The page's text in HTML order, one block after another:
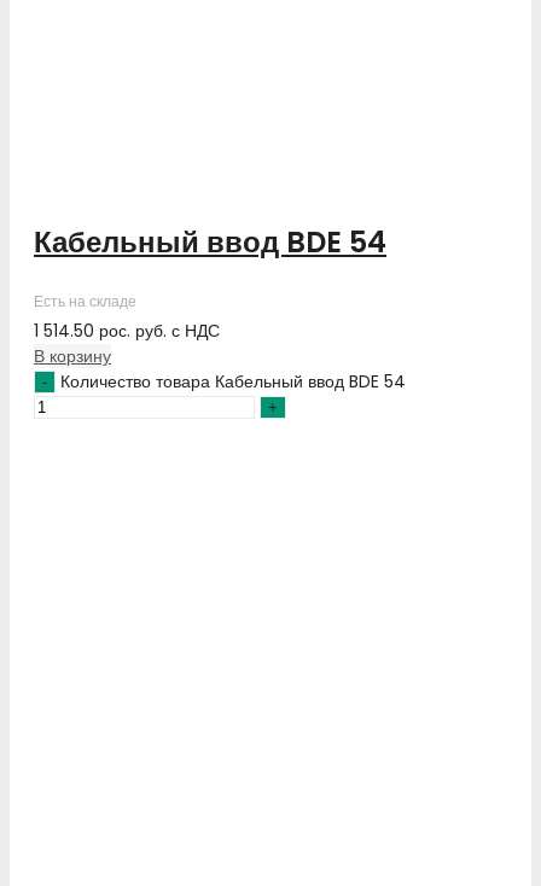
Кабельный ввод BDE 54
Есть на складе
1 514.50 рос. руб. с НДС
В корзину
Количество товара Кабельный ввод BDE 54